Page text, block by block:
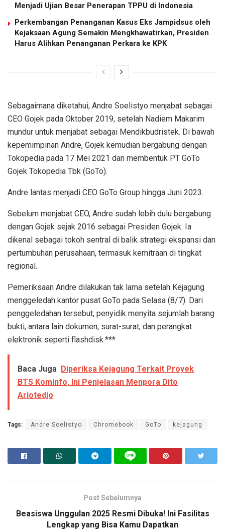
Menjadi Ujian Besar Penerapan TPPU di Indonesia
Perkembangan Penanganan Kasus Eks Jampidsus oleh
Kejaksaan Agung Semakin Mengkhawatirkan, Presiden
Harus Alihkan Penanganan Perkara ke KPK
Sebagaimana diketahui, Andre Soelistyo menjabat sebagai
CEO Gojek pada Oktober 2019, setelah Nadiem Makarim
mundur untuk menjabat sebagai Mendikbudristek. Di bawah
kepemimpinan Andre, Gojek kemudian bergabung dengan
Tokopedia pada 17 Mei 2021 dan membentuk PT GoTo
Gojek Tokopedia Tbk (GoTo).
Andre lantas menjadi CEO GoTo Group hingga Juni 2023.
Sebelum menjabat CEO, Andre sudah lebih dulu bergabung
dengan Gojek sejak 2016 sebagai Presiden Gojek. Ia
dikenal sebagai tokoh sentral di balik strategi ekspansi dan
pertumbuhan perusahaan, termasuk kemitraan di tingkat
regional.
Pemeriksaan Andre dilakukan tak lama setelah Kejagung
menggeledah kantor pusat GoTo pada Selasa (8/7). Dari
penggeledahan tersebut, penyidik menyita sejumlah barang
bukti, antara lain dokumen, surat-surat, dan perangkat
elektronik seperti flashdisk.***
Baca Juga Diperiksa Kejagung Terkait Proyek
BTS Kominfo, Ini Penjelasan Menpora Dito
Ariotedjo
Tags: Andre Soelistyo Chromebook GoTo kejagung
Post Sebelumnya
Beasiswa Unggulan 2025 Resmi Dibuka! Ini Fasilitas
Lengkap yang Bisa Kamu Dapatkan